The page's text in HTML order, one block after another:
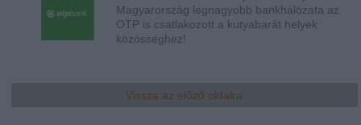
Magyarország legnagyobb bankhálózata az
OTP is csatlakozott a kutyabarát helyek
közösséghez!
Vissza az előző oldalra